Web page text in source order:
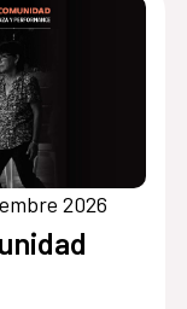
2026